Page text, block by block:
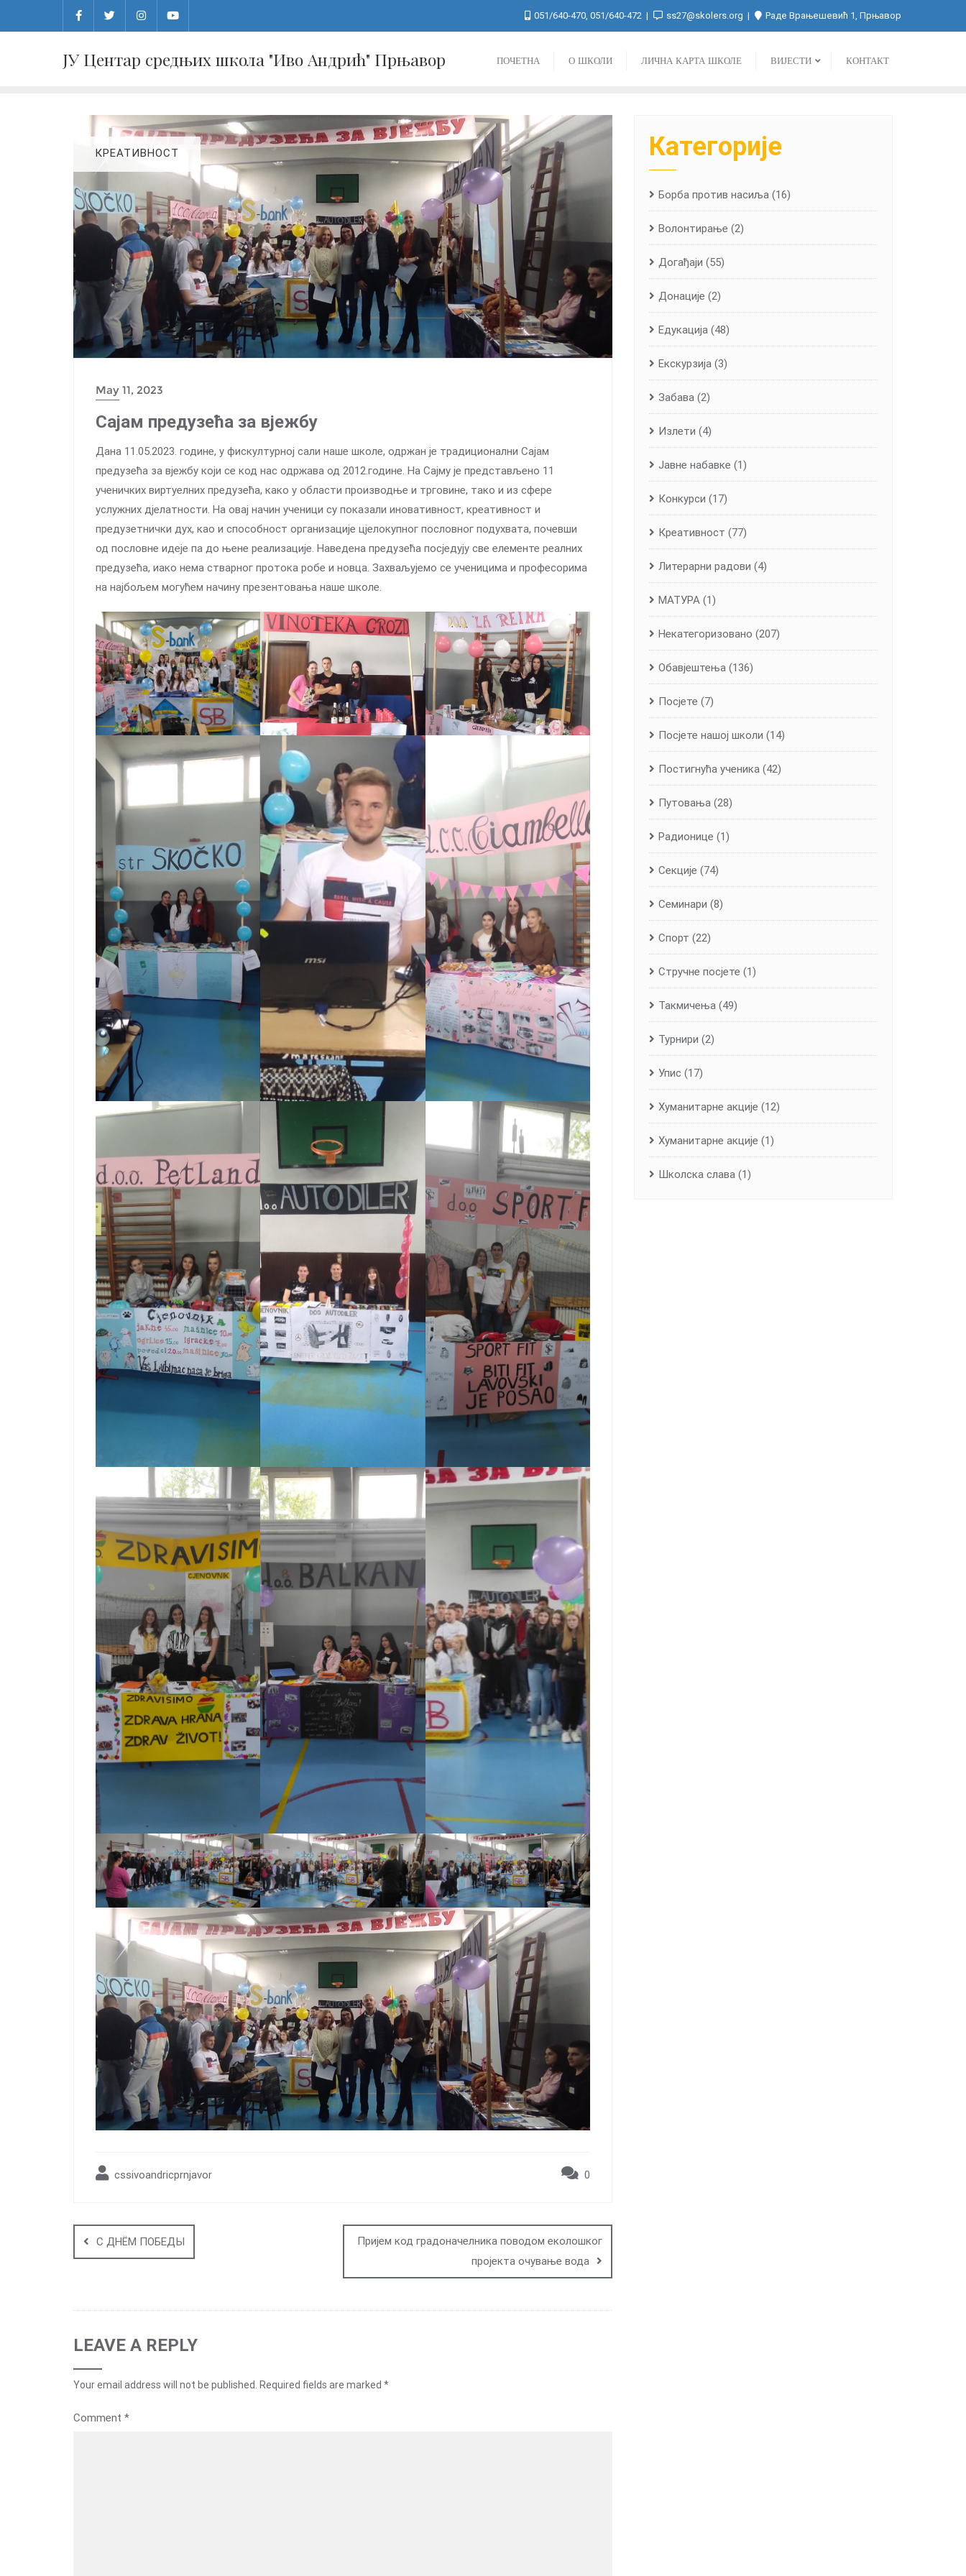
051/640-470, 051/640-472 ss27@skolers.org Раде Врањешевић 1, Прњавор
ЈУ Центар средњих школа "Иво Андрић" Прњавор ПОЧЕТНА О ШКОЛИ ЛИЧНА КАРТА ШКОЛЕ ВИЈЕСТИ КОНТАКТ
КРЕАТИВНОСТ
May 11, 2023
Сајам предузећа за вјежбу
Дана 11.05.2023. године, у фискултурној сали наше школе, одржан је традиционални Сајам
предузећа за вјежбу који се код нас одржава од 2012.године. На Сајму је представљено 11
ученичких виртуелних предузећа, како у области производње и трговине, тако и из сфере
услужних дјелатности. На овај начин ученици су показали иновативност, креативност и
предузетнички дух, као и способност организације цјелокупног пословног подухвата, почевши
од пословне идеје па до њене реализације. Наведена предузећа посједују све елементе реалних
предузећа, иако нема стварног протока робе и новца. Захваљујемо се ученицима и професорима
на најбољем могућем начину презентовања наше школе.
cssivoandricprnjavor 0
navigation
С ДНЁМ ПОБЕДЫ
Пријем код градоначелника поводом еколошког
пројекта очување вода
LEAVE A REPLY
Your email address will not be published. Required fields are marked *
Comment *
Категорије
Борба против насиља (16)
Волонтирање (2)
Догађаји (55)
Донације (2)
Едукација (48)
Екскурзија (3)
Забава (2)
Излети (4)
Јавне набавке (1)
Конкурси (17)
Креативност (77)
Литерарни радови (4)
МАТУРА (1)
Некатегоризовано (207)
Обавјештења (136)
Посјете (7)
Посјете нашој школи (14)
Постигнућа ученика (42)
Путовања (28)
Радионице (1)
Секције (74)
Семинари (8)
Спорт (22)
Стручне посјете (1)
Такмичења (49)
Турнири (2)
Упис (17)
Хуманитарне aкције (12)
Хуманитарне акције (1)
Школска слава (1)